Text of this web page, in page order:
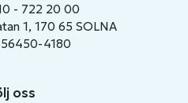
- 722 20 00
1, 170 65 SOLNA
4180
oss